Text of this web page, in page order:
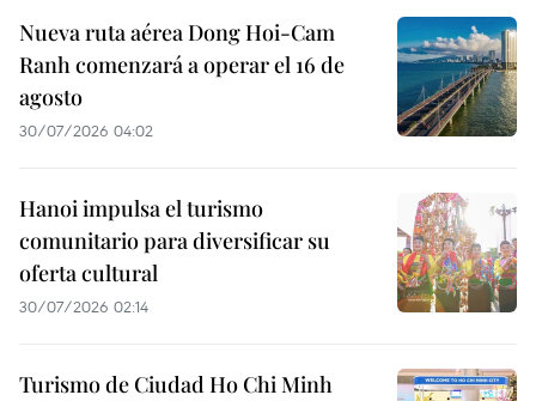
Nueva ruta aérea Dong Hoi-Cam
Ranh comenzará a operar el 16 de
agosto
30/07/2026 04:02
Hanoi impulsa el turismo
comunitario para diversificar su
oferta cultural
30/07/2026 02:14
Turismo de Ciudad Ho Chi Minh